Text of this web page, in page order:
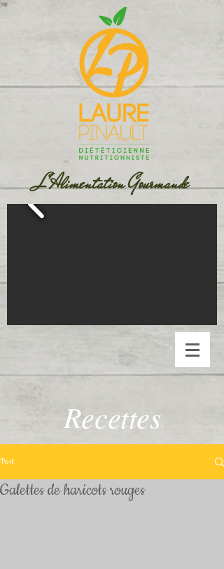
L'Alimentation Gourmande
Recettes
Post
Galettes de haricots rouges